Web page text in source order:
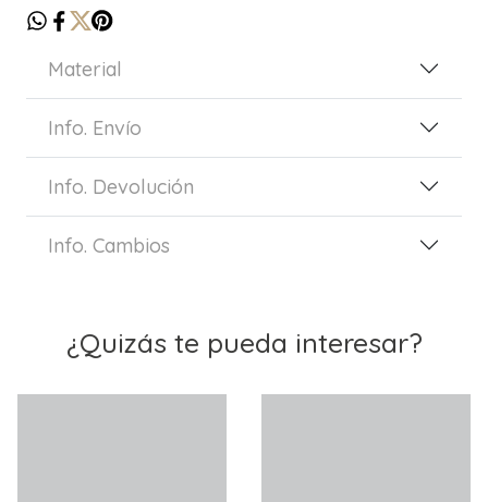
Material
Info. Envío
Info. Devolución
Info. Cambios
¿Quizás te pueda interesar?